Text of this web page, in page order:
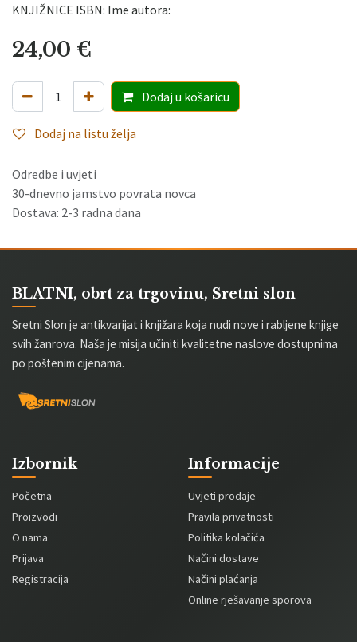
KNJIŽNICE ISBN: Ime autora:
24,00 €
Dodaju košaricu
Dodaj na listu želja
Odredbe i uvjeti
30-dnevno jamstvo povrata novca
Dostava: 2-3 radna dana
BLATNI, obrt za trgovinu, Sretni slon
Sretni Slon je antikvarijat i knjižara koja nudi nove i rabljene knjige
svih žanrova. Naša je misija učiniti kvalitetne naslove dostupnima
po poštenim cijenama.
Izbornik
Početna
Proizvodi
O nama
Prijava
Registracija
Informacije
Uvjeti prodaje
Pravila privatnosti
Politika kolačića
Načini dostave
Načini plaćanja
Online rješavanje sporova